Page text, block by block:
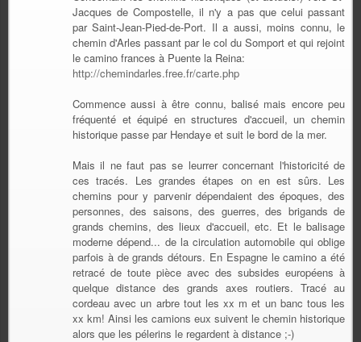
Jacques de Compostelle, il n'y a pas que celui passant
par Saint-Jean-Pied-de-Port. Il a aussi, moins connu, le
chemin d'Arles passant par le col du Somport et qui rejoint
le camino frances à Puente la Reina:
http://chemindarles.free.fr/carte.php
Commence aussi à être connu, balisé mais encore peu
fréquenté et équipé en structures d'accueil, un chemin
historique passe par Hendaye et suit le bord de la mer.
Mais il ne faut pas se leurrer concernant l'historicité de
ces tracés. Les grandes étapes on en est sûrs. Les
chemins pour y parvenir dépendaient des époques, des
personnes, des saisons, des guerres, des brigands de
grands chemins, des lieux d'accueil, etc. Et le balisage
moderne dépend... de la circulation automobile qui oblige
parfois à de grands détours. En Espagne le camino a été
retracé de toute pièce avec des subsides européens à
quelque distance des grands axes routiers. Tracé au
cordeau avec un arbre tout les xx m et un banc tous les
xx km! Ainsi les camions eux suivent le chemin historique
alors que les pélerins le regardent à distance ;-)